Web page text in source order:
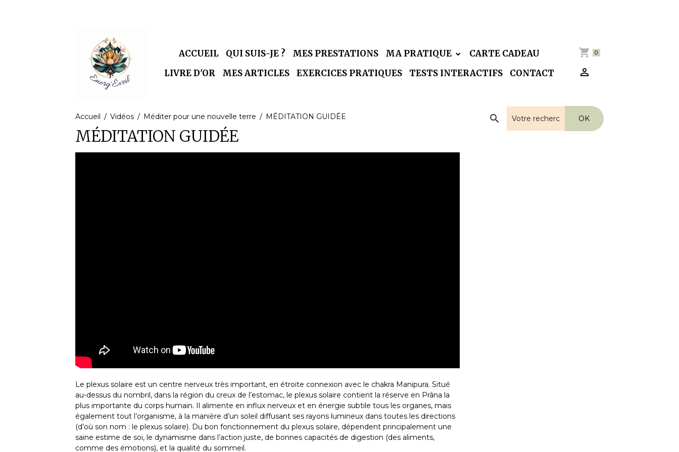
ACCUEIL QUI SUIS-JE ? MES PRESTATIONS MA PRATIQUE
CARTE CADEAU
LIVRE D'OR
MES ARTICLES EXERCICES PRATIQUES TESTS INTERACTIFS CONTACT
0
Accueil Vidéos Méditer pour une nouvelle terre MÉDITATION GUIDÉE
MÉDITATION GUIDÉE
Le plexus solaire est un centre nerveux très important, en étroite connexion avec le chakra Manipura. Situé
au-dessus du nombril, dans la région du creux de l’estomac, le plexus solaire contient la réserve en Prâna la
plus importante du corps humain. Il alimente en influx nerveux et en énergie subtile tous les organes, mais
également tout l’organisme, à la manière d’un soleil diffusant ses rayons lumineux dans toutes les directions
(d’où son nom : le plexus solaire). Du bon fonctionnement du plexus solaire, dépendent principalement une
saine estime de soi, le dynamisme dans l’action juste, de bonnes capacités de digestion (des aliments,
comme des émotions), et la qualité du sommeil.
OK